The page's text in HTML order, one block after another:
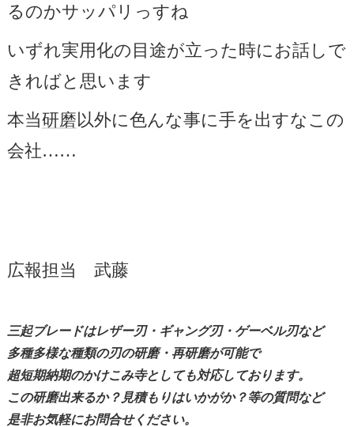
るのかサッパリっすね
いずれ実用化の目途が立った時にお話しで
きればと思います
本当研磨以外に色んな事に手を出すなこの
会社……
広報担当 武藤
三起ブレードはレザー刃・ギャング刃・ゲーベル刃など
多種多様な種類の刃の研磨・再研磨が可能で
超短期納期のかけこみ寺としても対応しております。
この研磨出来るか？見積もりはいかがか？等の質問など
是非お気軽にお問合せください。